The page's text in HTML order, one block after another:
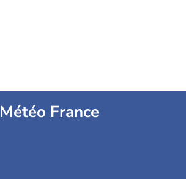
Météo France